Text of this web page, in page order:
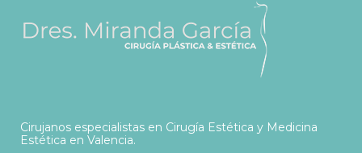
Cirujanos especialistas en Cirugía Estética y Medicina
Estética en Valencia.